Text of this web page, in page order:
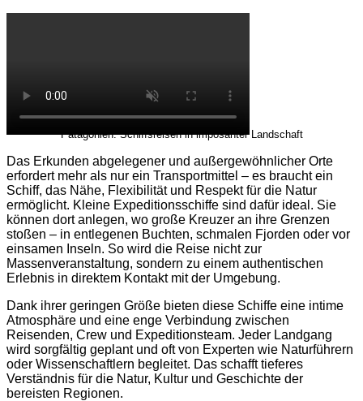
Patagonien: Schiffsreisen in imposanter Landschaft
Das Erkunden abgelegener und außergewöhnlicher Orte
erfordert mehr als nur ein Transportmittel – es braucht ein
Schiff, das Nähe, Flexibilität und Respekt für die Natur
ermöglicht. Kleine Expeditionsschiffe sind dafür ideal. Sie
können dort anlegen, wo große Kreuzer an ihre Grenzen
stoßen – in entlegenen Buchten, schmalen Fjorden oder vor
einsamen Inseln. So wird die Reise nicht zur
Massenveranstaltung, sondern zu einem authentischen
Erlebnis in direktem Kontakt mit der Umgebung.
Dank ihrer geringen Größe bieten diese Schiffe eine intime
Atmosphäre und eine enge Verbindung zwischen
Reisenden, Crew und Expeditionsteam. Jeder Landgang
wird sorgfältig geplant und oft von Experten wie Naturführern
oder Wissenschaftlern begleitet. Das schafft tieferes
Verständnis für die Natur, Kultur und Geschichte der
bereisten Regionen.